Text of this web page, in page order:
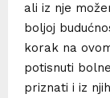
ali iz nje
boljoj
korak na
potisnuti
priznati i iz